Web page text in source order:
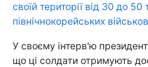
своїй території від 30 до 50
північнокорейських
У своєму інтерв'ю
що ці солдати отримують